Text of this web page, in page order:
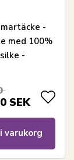
-
med 100%
-
- Nordic
SEK
varukorg